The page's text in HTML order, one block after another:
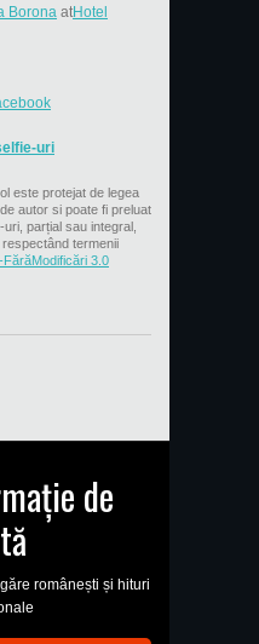
Borona atHotel
uri
este protejat de legea
autor si poate fi preluat
uri, parțial sau integral,
termenii
FărăModificări 3.0
de
românești și hituri